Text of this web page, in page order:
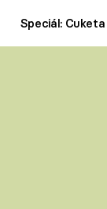
Speciál: Cuketa